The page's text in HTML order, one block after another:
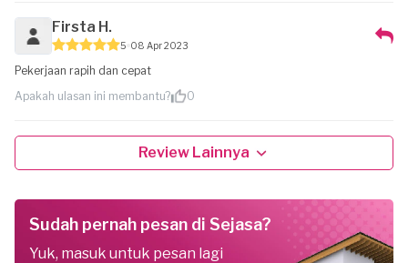
Firsta H.
5 08 Apr 2023
Pekerjaan rapih dan cepat
Apakah ulasan ini membantu?
0
Review Lainnya
Sudah pernah pesan di Sejasa?
Yuk, masuk untuk pesan lagi